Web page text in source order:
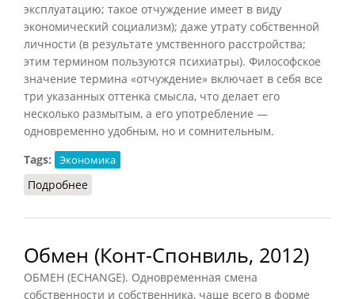
эксплуатацию; такое отчуждение имеет в виду
экономический социализм); даже утрату собственной
личности (в результате умственного расстройства;
этим термином пользуются психиатры). Философское
значение термина «отчуждение» включает в себя все
три указанных оттенка смысла, что делает его
несколько размытым, а его употребление —
одновременно удобным, но и сомнительным.
Tags:
Экономика
Подробнее
Обмен (Конт-Спонвиль, 2012)
ОБМЕН (ECHANGE). Одновременная смена
собственности и собственника, чаще всего в форме